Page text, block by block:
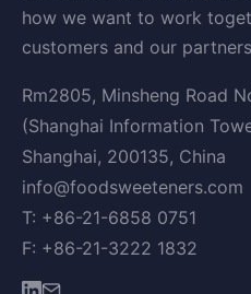
how we want to work
customers and our
Rm2805, Minsheng Road
(Shanghai Information
Shanghai, 200135, China
info@foodsweeteners.com
T: +86-21-6858 0751
F: +86-21-3222 1832